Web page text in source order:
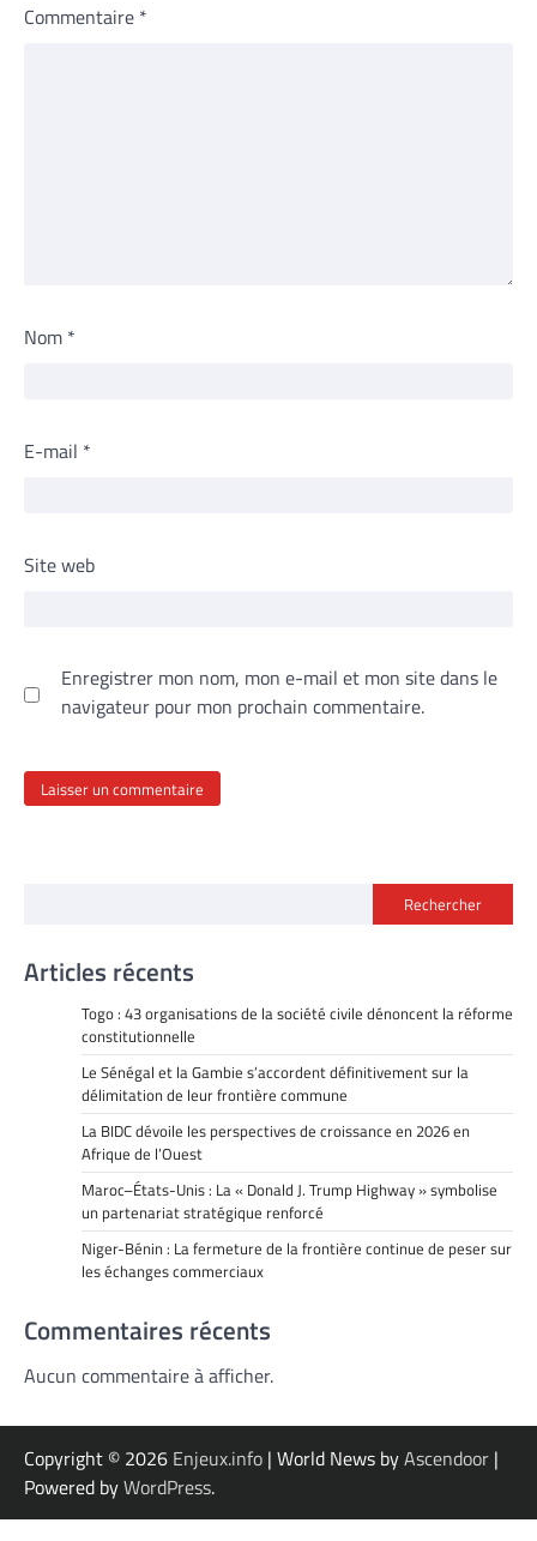
Commentaire *
Nom *
E-mail *
Site web
Enregistrer mon nom, mon e-mail et mon site dans le
navigateur pour mon prochain commentaire.
Rechercher
Articles récents
Togo : 43 organisations de la société civile dénoncent la réforme
constitutionnelle
Le Sénégal et la Gambie s’accordent définitivement sur la
délimitation de leur frontière commune
La BIDC dévoile les perspectives de croissance en 2026 en
Afrique de l’Ouest
Maroc–États-Unis : La « Donald J. Trump Highway » symbolise
un partenariat stratégique renforcé
Niger-Bénin : La fermeture de la frontière continue de peser sur
les échanges commerciaux
Commentaires récents
Aucun commentaire à afficher.
Copyright © 2026 Enjeux.info | World News byAscendoor |
Powered byWordPress.